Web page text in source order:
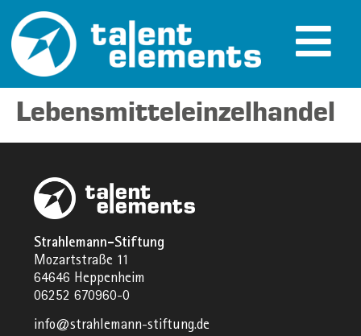
Lebensmitteleinzelhandel
Strahlemann-Stiftung
Mozartstraße 11
64646 Heppenheim
06252 670960-0
info@strahlemann-stiftung.de